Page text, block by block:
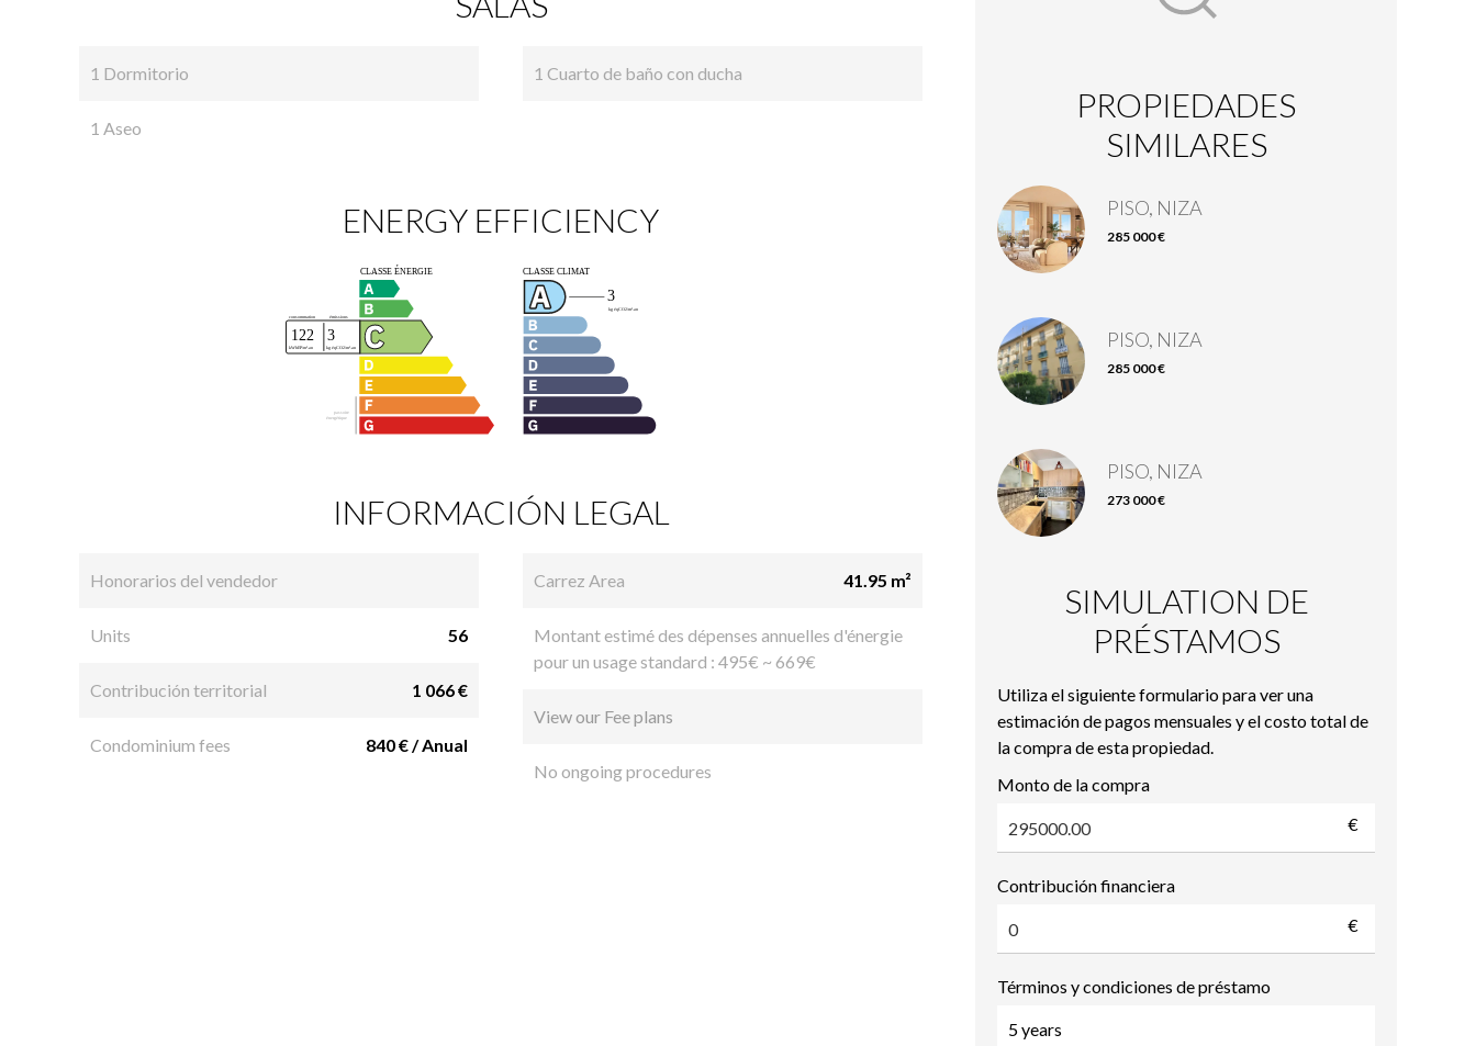
1 Dormitorio
1 Aseo
1 Cuarto de baño con ducha
ENERGY EFFICIENCY
INFORMACIÓN LEGAL
Honorarios del vendedor
Units 56
Contribución territorial 1 066 €
Condominium fees 840 € / Anual
Carrez Area 41.95 m²
Montant estimé des dépenses annuelles d'énergie
pour un usage standard : 495€ ~ 669€
View our Fee plans
No ongoing procedures
PROPIEDADES
SIMILARES
PISO, NIZA
285 000 €
PISO, NIZA
285 000 €
PISO, NIZA
273 000 €
SIMULATION DE
PRÉSTAMOS
Utiliza el siguiente formulario para ver una
estimación de pagos mensuales y el costo total de
la compra de esta propiedad.
Monto de la compra
€
Contribución financiera
€
Términos y condiciones de préstamo